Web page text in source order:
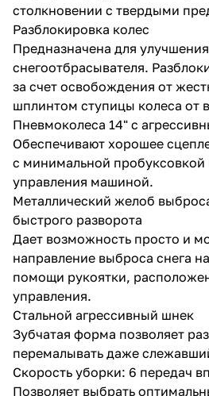
столкновении с твердыми
Разблокировка колес
Предназначена для
снегоотбрасывателя.
за счет освобождения от
шплинтом ступицы колеса от
Пневмоколеса 14" с
Обеспечивают хорошее
с минимальной пробуксовкой
управления машиной.
Металлический желоб
быстрого разворота
Дает возможность просто и
направление выброса снега
помощи рукоятки,
управления.
Стальной агрессивный шнек
Зубчатая форма позволяет
перемалывать даже
Скорость уборки: 6 передач
Позволяет выбрать